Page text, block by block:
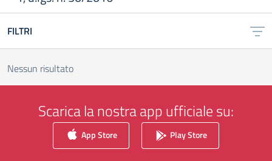
FILTRI
Nessun risultato
Scarica la nostra app ufficiale su:
App Store Play Store